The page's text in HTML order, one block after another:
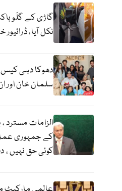
گاڑی کے گلَو
نکل آیا، ڈرائیور
دھوکا دہی کیس
سلمان خان اور
الزامات مسترد
کے جمہوری عمل
کوئی حق نہیں ،